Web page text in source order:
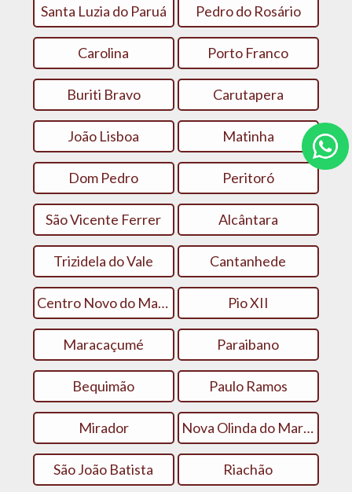
Santa Luzia do Paruá Pedro do Rosário
Carolina Porto Franco
Buriti Bravo Carutapera
João Lisboa Matinha
Dom Pedro Peritoró
São Vicente Ferrer Alcântara
Trizidela do Vale Cantanhede
Centro Novo do Maranhão Pio XII
Maracaçumé Paraibano
Bequimão Paulo Ramos
Mirador Nova Olinda do Maranhão
São João Batista Riachão